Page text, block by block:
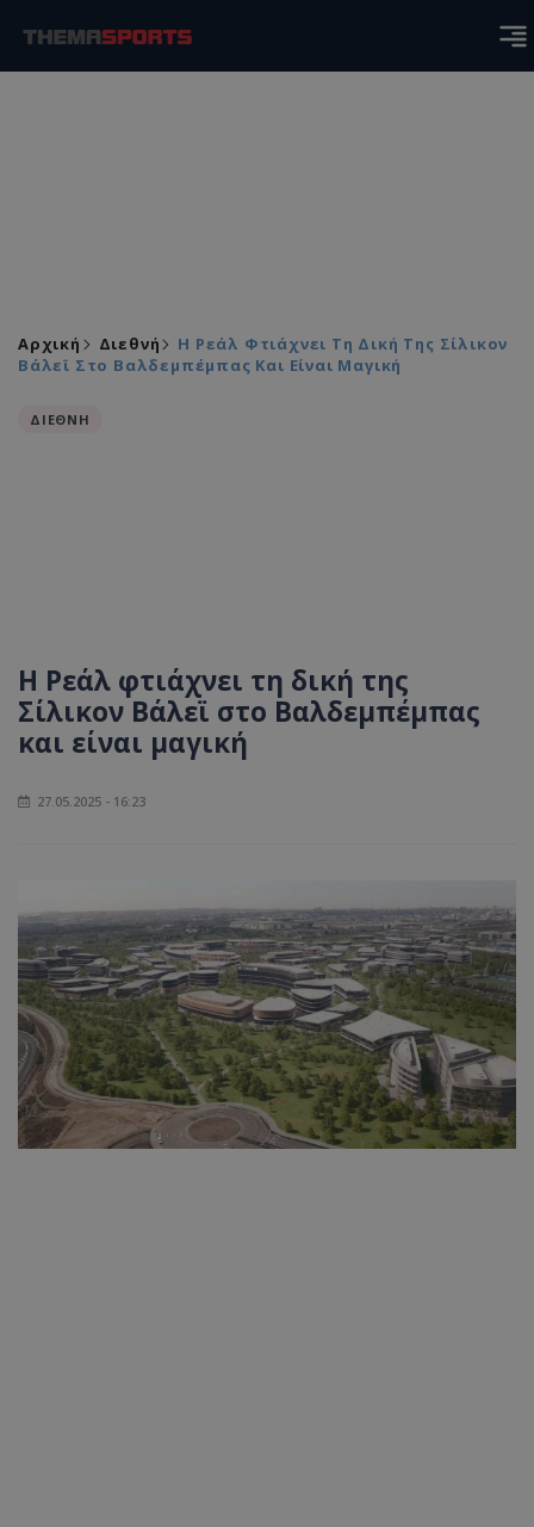
Αρχική Διεθνή
Η Ρεάλ Φτιάχνει Τη Δική Της Σίλικον
Βάλεϊ Στο Βαλδεμπέμπας Και Είναι Μαγική
ΔΙΕΘΝΗ
Η Ρεάλ φτιάχνει τη δική της
Σίλικον Βάλεϊ στο Βαλδεμπέμπας
και είναι μαγική
27.05.2025 - 16:23